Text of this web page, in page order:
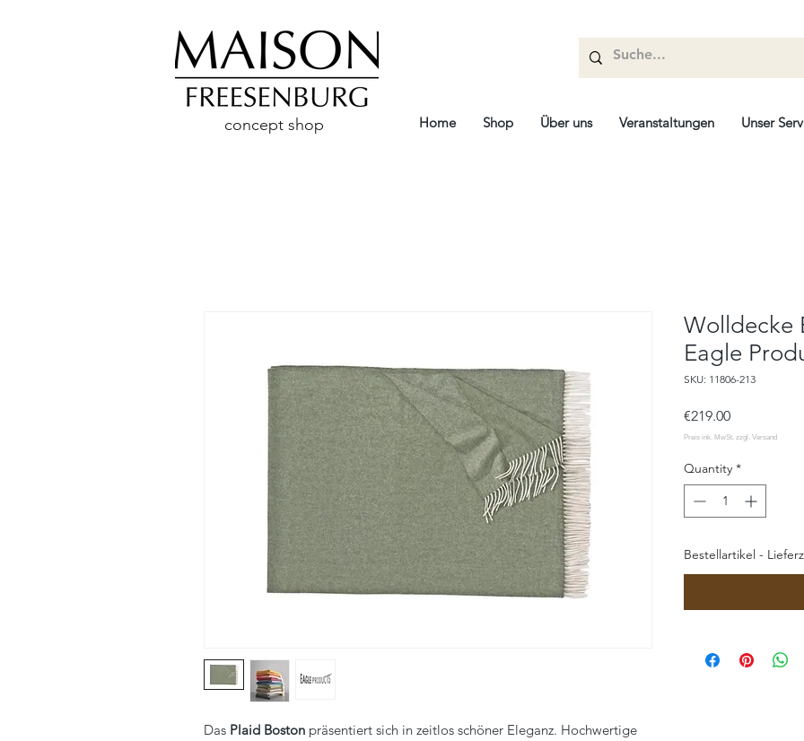
concept shop Home Shop Über uns Veranstaltungen Unser
Das Plaid Boston präsentiert sich in zeitlos schöner Eleganz. Hochwertige
Wolldecke
Eagle
SKU: 11806-213
€219.00Price
Quantity *
Bestellartikel -